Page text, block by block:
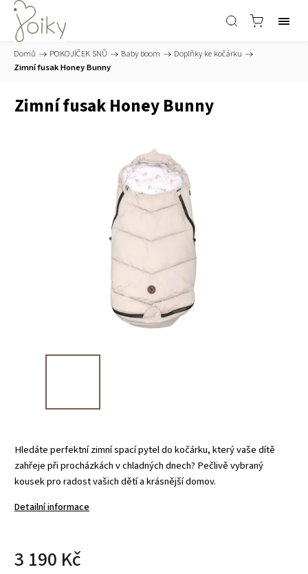
Domů / POKOJÍČEK SNŮ / Baby boom / Doplňky ke kočárku /
Zimní fusak Honey Bunny
Zimní fusak Honey Bunny
Hledáte perfektní zimní spací pytel do kočárku, který vaše dítě
zahřeje při procházkách v chladných dnech? Pečlivě vybraný
kousek pro radost vašich dětí a krásnější domov.
Detailní informace
3 190 Kč